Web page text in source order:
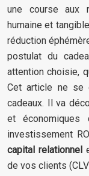
une course aux
humaine et
réduction
postulat du
attention choisie,
Cet article ne se
cadeaux. Il va
et économiques
investissement
capital relationnel
de vos clients